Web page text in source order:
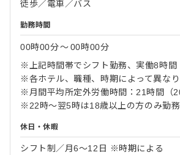
徒歩／電車／バス
勤務時間
00時00分〜00時00分
※上記時間帯でシフト勤務、実働8時間
※各ホテル、職種、時期によって異なり
※月間平均所定外労働時間：21時間（
※22時～翌5時は18歳以上の方のみ勤
休日・休暇
シフト制／月6～12日 ※時期による